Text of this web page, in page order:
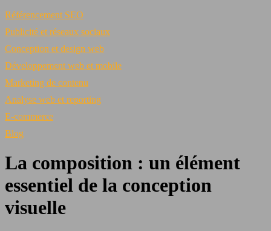
Référencement SEO
Publicité et réseaux sociaux
Conception et design web
Développement web et mobile
Marketing de contenu
Analyse web et reporting
E-commerce
Blog
La composition : un élément
essentiel de la conception
visuelle